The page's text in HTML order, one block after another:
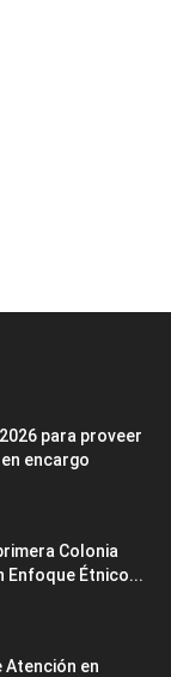
para proveer
encargo
Colonia
Enfoque Étnico...
Atención en